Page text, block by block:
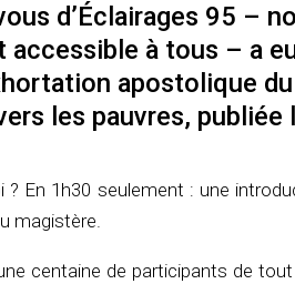
d’Éclairages 95 –
à tous – a
apostolique
les pauvres,
? En 1h30 seulement : une
magistère.
centaine de participants de